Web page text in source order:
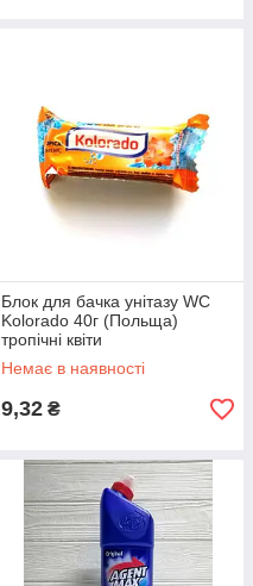
Блок для бачка унітазу WC
Kolorado 40г (Польща)
тропічні квіти
Немає в наявності
9,32 ₴